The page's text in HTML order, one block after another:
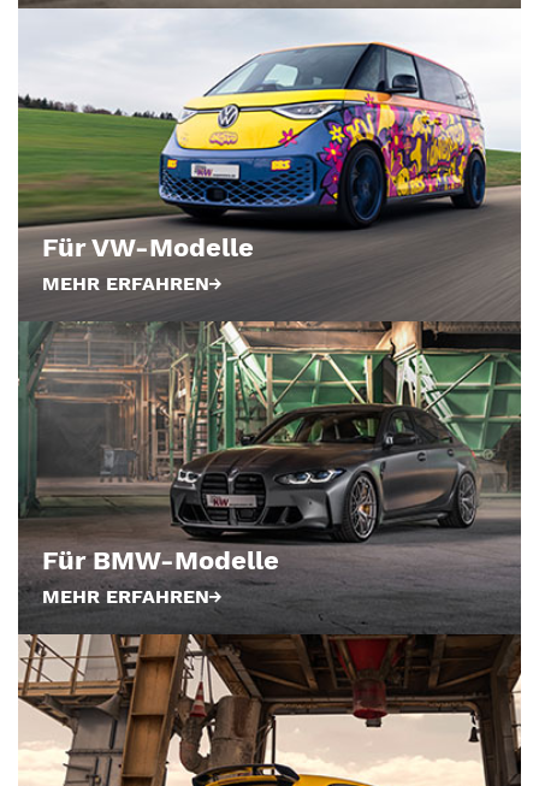
Für VW-Modelle
MEHR ERFAHREN
Für BMW-Modelle
MEHR ERFAHREN